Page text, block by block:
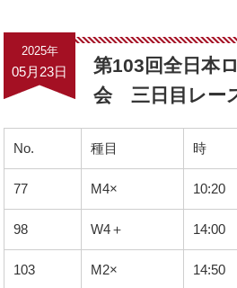
History 歴史
Blog ブログ
Gallery ギャラリー
Graduates 立命艇友会
2025年
05月23日
第103回全日本
会 三日目レー
No. 種目 時
77 M4× 10:20
98 W4＋ 14:00
103 M2× 14:50